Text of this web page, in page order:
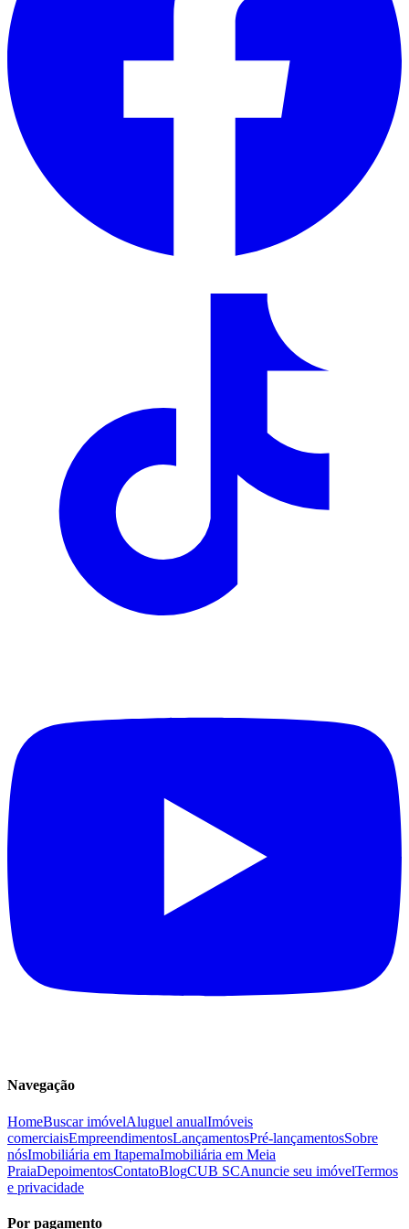
Navegação
HomeBuscar imóvelAluguel anualImóveis
comerciaisEmpreendimentosLançamentosPré-lançamentosSobre
nósImobiliária em ItapemaImobiliária em Meia
PraiaDepoimentosContatoBlogCUB SCAnuncie seu imóvelTermos
e privacidade
Por pagamento